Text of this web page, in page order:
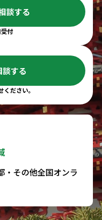
談する
付
する
ださい。
・その他全国オンラ